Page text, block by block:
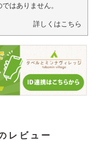
はありません。
詳しくはこちら
レビュー